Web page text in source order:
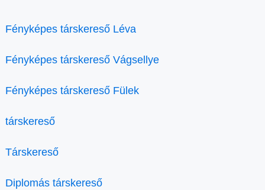
Fényképes társkereső Léva
Fényképes társkereső Vágsellye
Fényképes társkereső Fülek
társkereső
Társkereső
Diplomás társkereső